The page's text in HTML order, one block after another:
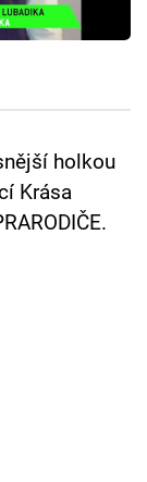
holkou
Krása